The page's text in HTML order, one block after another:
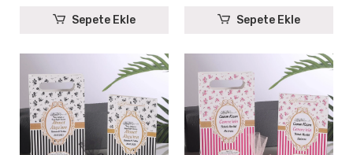
Sepete Ekle Sepete Ekle